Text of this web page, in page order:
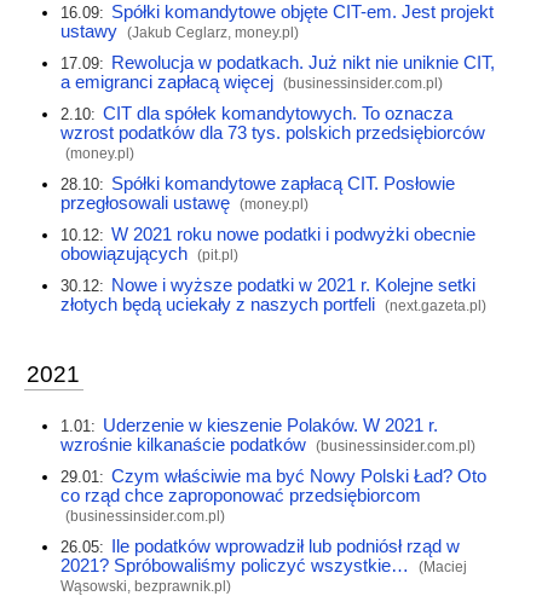
16.09: Spółki komandytowe objęte CIT-em. Jest projekt
ustawy (Jakub Ceglarz, money.pl)
17.09: Rewolucja w podatkach. Już nikt nie uniknie CIT,
a emigranci zapłacą więcej (businessinsider.com.pl)
2.10: CIT dla spółek komandytowych. To oznacza
wzrost podatków dla 73 tys. polskich przedsiębiorców
(money.pl)
28.10: Spółki komandytowe zapłacą CIT. Posłowie
przegłosowali ustawę (money.pl)
10.12: W 2021 roku nowe podatki i podwyżki obecnie
obowiązujących (pit.pl)
30.12: Nowe i wyższe podatki w 2021 r. Kolejne setki
złotych będą uciekały z naszych portfeli (next.gazeta.pl)
2021
1.01: Uderzenie w kieszenie Polaków. W 2021 r.
wzrośnie kilkanaście podatków (businessinsider.com.pl)
29.01: Czym właściwie ma być Nowy Polski Ład? Oto
co rząd chce zaproponować przedsiębiorcom
(businessinsider.com.pl)
26.05:
Ile podatków wprowadził lub podniósł rząd w
2021? Spróbowaliśmy policzyć wszystkie…
(Maciej
Wąsowski, bezprawnik.pl)